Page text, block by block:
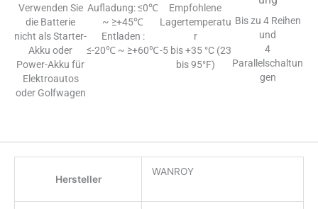
Verwenden Sie
die Batterie
nicht als Starter-
Akku oder
Power-Akku für
Elektroautos
oder Golfwagen
Aufladung: ≤0℃
~ ≥+45℃
Entladen :
≤-20℃ ~ ≥+60℃
Empfohlene
Lagertemperatu
r
-5 bis +35 °C (23
bis 95°F)
Bis zu 4 Reihen
und
4
Parallelschaltun
gen
Hersteller
WANROY